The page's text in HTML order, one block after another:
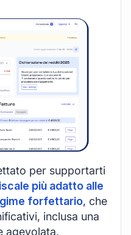
per supportarti
più adatto alle
forfettario, che
inclusa una
agevolata.